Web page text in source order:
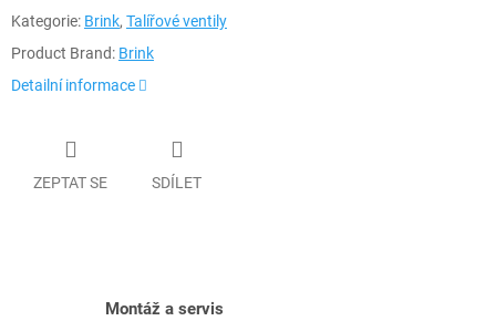
Kategorie: Brink, Talířové ventily
Product Brand: Brink
Detailní informace
ZEPTAT SE SDÍLET
Montáž a servis